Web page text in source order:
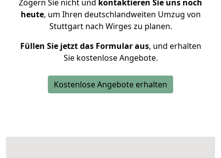
Zögern Sie nicht und kontaktieren Sie uns noch
heute, um Ihren deutschlandweiten Umzug von
Stuttgart nach Wirges zu planen.
Füllen Sie jetzt das Formular aus, und erhalten
Sie kostenlose Angebote.
Kostenlose Angebote erhalten